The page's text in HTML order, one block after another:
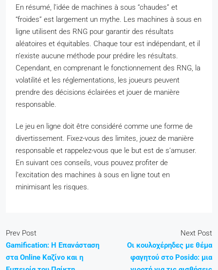
En résumé, l’idée de machines à sous “chaudes” et
“froides” est largement un mythe. Les machines à sous en
ligne utilisent des RNG pour garantir des résultats
aléatoires et équitables. Chaque tour est indépendant, et il
n’existe aucune méthode pour prédire les résultats.
Cependant, en comprenant le fonctionnement des RNG, la
volatilité et les réglementations, les joueurs peuvent
prendre des décisions éclairées et jouer de manière
responsable.
Le jeu en ligne doit être considéré comme une forme de
divertissement. Fixez-vous des limites, jouez de manière
responsable et rappelez-vous que le but est de s’amuser.
En suivant ces conseils, vous pouvez profiter de
l’excitation des machines à sous en ligne tout en
minimisant les risques.
Prev Post
Gamification: Η Επανάσταση
στα Online Καζίνο και η
Next Post
Οι κουλοχέρηδες με θέμα
φαγητού στο Posido: μια